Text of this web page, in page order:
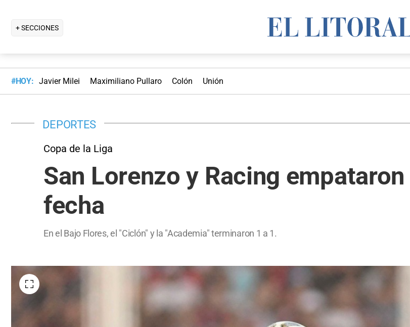
+ SECCIONES
#HOY: Javier Milei Maximiliano Pullaro Colón Unión
DEPORTES
Copa de la Liga
San Lorenzo y Racing
fecha
En el Bajo Flores, el "Ciclón" y la "Academia" terminaron 1 a 1.